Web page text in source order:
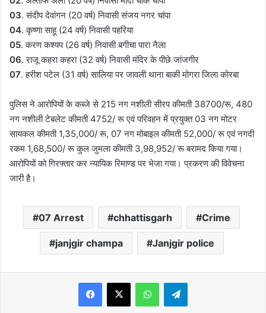
03. संदीप देवांगन (20 वर्ष) निवासी संजय नगर चांपा
04. कृष्णा साहू (24 वर्ष) निवासी पहरिया
05. करण कश्यप (26 वर्ष) निवासी बगीचा पारा नैला
06. राजू कहरा कहरा (32 वर्ष) निवासी मंदिर के पीछे जांजगीर
07. हरीश पटेल (31 वर्ष) सालिया पर जावली थाना बाकी मोगरा जिला कोरबा
पुलिस ने आरोपियों के कब्जे से 215 नग नशीली सीरप कीमती 38700/रू, 480
नग नशीली टेबलेट कीमती 4752/ रू एवं परिवहन में प्रयुक्त 03 नग मोटर
सायकल कीमती 1,35,000/ रू, 07 नग मोबाइल कीमती 52,000/ रू एवं नगदी
रकम 1,68,500/ रू कुल जुमला कीमती 3,98,952/ रू बरामद किया गया।
आरोपियों को गिरफ्तार कर न्यायिक रिमाण्ड पर भेजा गया। प्रकरण की विवेचना
जारी है।
07 Arrest chhattisgarh Crime
janjgir champa Janjgir police
WhatsAppTelegram